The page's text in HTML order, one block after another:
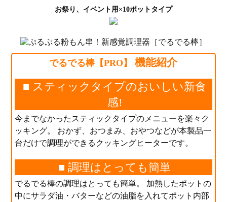
お祭り、イベント用×10ポットタイプ
でるでる棒【PRO】 機能紹介
■ スティックタイプのおいしい新食
感!
今までなかったスティックタイプのメニューを楽々ク
ッキング。 おかず、おつまみ、おやつなどが本製品一
台だけで調理ができるクッキングヒーターです。
■ 調理はとっても簡単
でるでる棒の調理はとっても簡単。 加熱したポットの
中にサラダ油・バターなどの油脂を入れてポット内部